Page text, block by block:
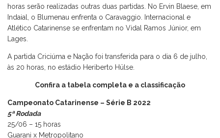
horas serão realizadas outras duas partidas. No Ervin Blaese, em
Indaial, o Blumenau enfrenta o Caravaggio. Internacional e
Atlético Catarinense se enfrentam no Vidal Ramos Júnior, em
Lages.
A partida Criciúma e Nação foi transferida para o dia 6 de julho,
às 20 horas, no estádio Heriberto Hülse.
Confira a tabela completa e a classificação
Campeonato Catarinense – Série B 2022
5ª Rodada
25/06 – 15 horas
Guarani x Metropolitano